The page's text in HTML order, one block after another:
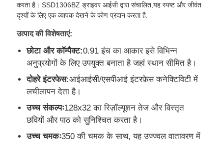
घर
उत्पादों
वीडियो
करता है। SSD1306BZ ड्राइवर आईसी द्वारा संचालित,यह स्पष्ट और जीवंत
दृश्यों के लिए एक व्यापक देखने के कोण प्रदान करता है.
उत्पाद की विशेषताएं:
छोटा और कॉम्पैक्ट:0.91 इंच का आकार इसे विभिन्न
अनुप्रयोगों के लिए उपयुक्त बनाता है जहां स्थान सीमित है।
दोहरे इंटरफेस:आईआईसी/एसपीआई इंटरफ़ेस कनेक्टिविटी में
लचीलापन देता है।
उच्च संकल्पः128x32 का रिज़ॉल्यूशन तेज और विस्तृत
छवियों और पाठ को सुनिश्चित करता है।
उच्च चमकः350 की चमक के साथ, यह उज्ज्वल वातावरण में